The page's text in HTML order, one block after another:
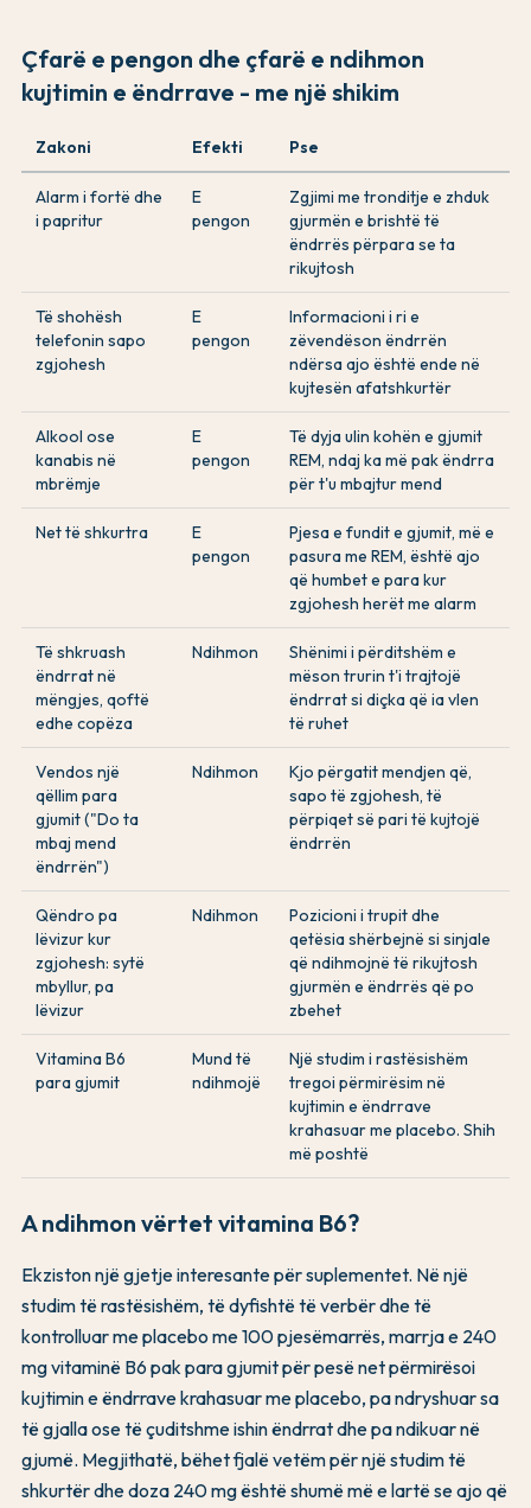
Çfarë e pengon dhe çfarë e ndihmon
kujtimin e ëndrrave - me një shikim
Zakoni Efekti Pse
Alarm i fortë dhe
i papritur
E
pengon
Zgjimi me tronditje e zhduk
gjurmën e brishtë të
ëndrrës përpara se ta
rikujtosh
Të shohësh
telefonin sapo
zgjohesh
E
pengon
Informacioni i ri e
zëvendëson ëndrrën
ndërsa ajo është ende në
kujtesën afatshkurtër
Alkool ose
kanabis në
mbrëmje
E
pengon
Të dyja ulin kohën e gjumit
REM, ndaj ka më pak ëndrra
për t'u mbajtur mend
Net të shkurtra
E
pengon
Pjesa e fundit e gjumit, më e
pasura me REM, është ajo
që humbet e para kur
zgjohesh herët me alarm
Të shkruash
ëndrrat në
mëngjes, qoftë
edhe copëza
Ndihmon
Shënimi i përditshëm e
mëson trurin t'i trajtojë
ëndrrat si diçka që ia vlen
të ruhet
Vendos një
qëllim para
gjumit ("Do ta
mbaj mend
ëndrrën")
Ndihmon
Kjo përgatit mendjen që,
sapo të zgjohesh, të
përpiqet së pari të kujtojë
ëndrrën
Qëndro pa
lëvizur kur
zgjohesh: sytë
mbyllur, pa
lëvizur
Ndihmon
Pozicioni i trupit dhe
qetësia shërbejnë si sinjale
që ndihmojnë të rikujtosh
gjurmën e ëndrrës që po
zbehet
Vitamina B6
para gjumit
Mund të
ndihmojë
Një studim i rastësishëm
tregoi përmirësim në
kujtimin e ëndrrave
krahasuar me placebo. Shih
më poshtë
A ndihmon vërtet vitamina B6?
Ekziston një gjetje interesante për suplementet. Në një
studim të rastësishëm, të dyfishtë të verbër dhe të
kontrolluar me placebo me 100 pjesëmarrës, marrja e 240
mg vitaminë B6 pak para gjumit për pesë net përmirësoi
kujtimin e ëndrrave krahasuar me placebo, pa ndryshuar sa
të gjalla ose të çuditshme ishin ëndrrat dhe pa ndikuar në
gjumë. Megjithatë, bëhet fjalë vetëm për një studim të
shkurtër dhe doza 240 mg është shumë më e lartë se ajo që